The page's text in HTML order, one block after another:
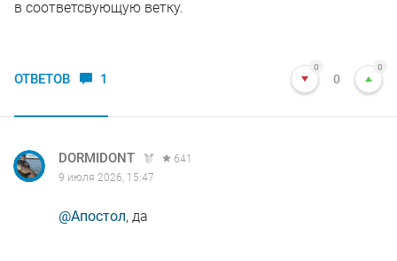
в соответсвующую ветку.
ОТВЕТОВ 1
0
0
0
DORMIDONT
641
9 июля 2026, 15:47
@Апостол, да